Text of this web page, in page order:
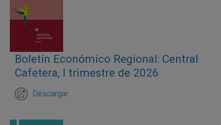
Boletín Económico Regional: Central
Cafetera, I trimestre de 2026
Descargar